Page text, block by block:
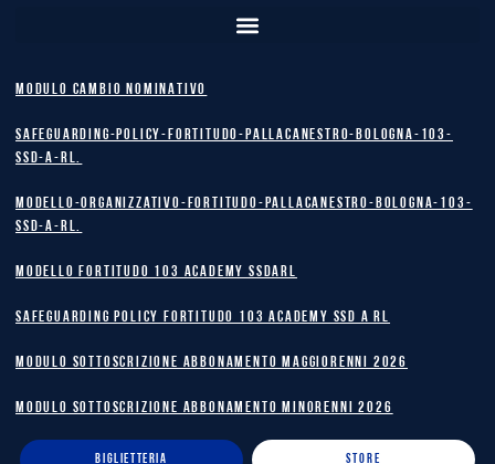
MODULO CAMBIO NOMINATIVO
safeguarding-policy-Fortitudo-Pallacanestro-Bologna-103-
SSD-A-RL.
Modello-Organizzativo-Fortitudo-Pallacanestro-Bologna-103-
SSD-A-RL.
MODELLO FORTITUDO 103 ACADEMY SSDARL
safeguarding policy Fortitudo 103 Academy SSD A RL
MODULO SOTTOSCRIZIONE ABBONAMENTO MAGGIORENNI 2026
MODULO SOTTOSCRIZIONE ABBONAMENTO MINORENNI 2026
BIGLIETTERIA STORE